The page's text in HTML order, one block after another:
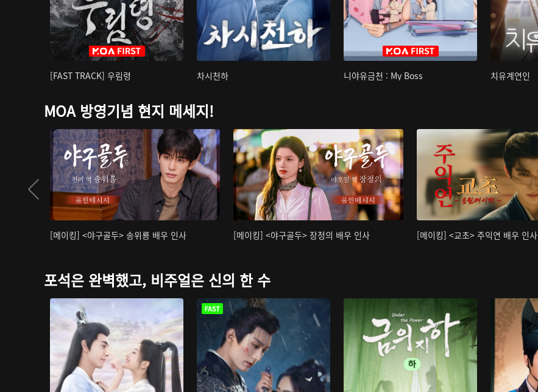
[FAST TRACK] 우림령 차시천하 니야유금천 : My Boss 치유계연인
MOA 방영기념 현지 메세지!
[메이킹] <야구골두> 송위룡 배우 인사 [메이킹] <야구골두> 장정의 배우 인사 [메이킹] <교초> 주익연 배우 인사
포석은 완벽했고, 비주얼은 신의 한 수